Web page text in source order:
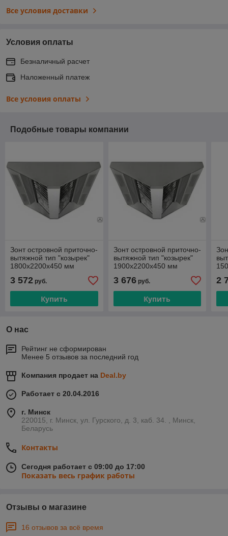
Все условия доставки
Условия оплаты
Безналичный расчет
Наложенный платеж
Все условия оплаты
Подобные товары компании
Зонт островной приточно-
вытяжной тип "козырек"
1800х2200х450 мм
3 572 руб.
Купить
Зонт островной приточно-
вытяжной тип "козырек"
1900х2200х450 мм
3 676руб.
Купить
2
О нас
Рейтинг не сформирован
Менее 5 отзывов за последний год
Компания продает на Deal.by
Работает с 20.04.2016
г. Минск
220015, г. Минск, ул. Гурского, д. 3, каб. 34. , Минск,
Беларусь
Контакты
Сегодня работает с 09:00 до 17:00
Показать весь график работы
Отзывы о магазине
16 отзывов за всё время